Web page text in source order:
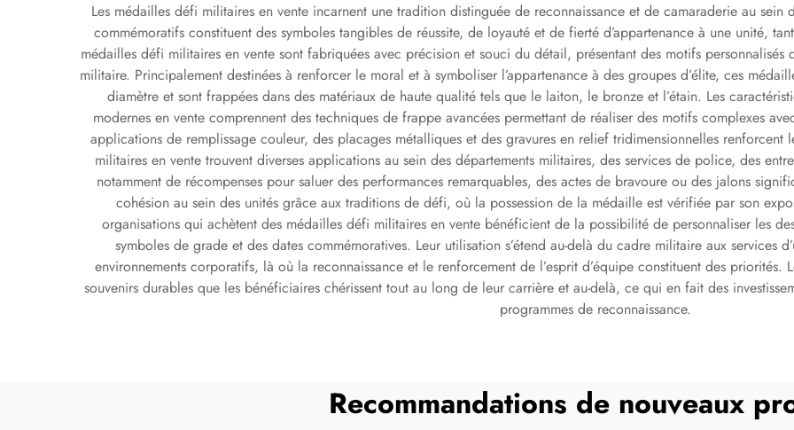
Les médailles défi militaires en vente incarnent une tradition distinguée de reconnaissance et de camaraderie au sein
commémoratifs constituent des symboles tangibles de réussite, de loyauté et de fierté d’appartenance à une unité,
médailles défi militaires en vente sont fabriquées avec précision et souci du détail, présentant des motifs personnalisés
militaire. Principalement destinées à renforcer le moral et à symboliser l’appartenance à des groupes d’élite, ces
diamètre et sont frappées dans des matériaux de haute qualité tels que le laiton, le bronze et l’étain. Les
modernes en vente comprennent des techniques de frappe avancées permettant de réaliser des motifs complexes
applications de remplissage couleur, des placages métalliques et des gravures en relief tridimensionnelles
militaires en vente trouvent diverses applications au sein des départements militaires, des services de police, des
notamment de récompenses pour saluer des performances remarquables, des actes de bravoure ou des jalons
cohésion au sein des unités grâce aux traditions de défi, où la possession de la médaille est vérifiée par son
organisations qui achètent des médailles défi militaires en vente bénéficient de la possibilité de personnaliser les
symboles de grade et des dates commémoratives. Leur utilisation s’étend au-delà du cadre militaire aux services
environnements corporatifs, là où la reconnaissance et le renforcement de l’esprit d’équipe constituent des priorités.
souvenirs durables que les bénéficiaires chérissent tout au long de leur carrière et au-delà, ce qui en fait des
programmes de reconnaissance.
Recommandations de nouveaux